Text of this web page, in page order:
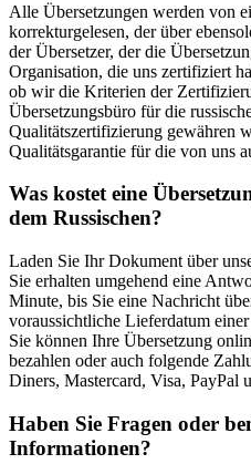
Alle Übersetzungen werden von
korrekturgelesen, der über
der Übersetzer, der die
Organisation, die uns zertifiziert
ob wir die Kriterien der
Übersetzungsbüro für die
Qualitätszertifizierung gewähren
Qualitätsgarantie für die von uns
Was kostet eine
dem Russischen?
Laden Sie Ihr Dokument über
Sie erhalten umgehend eine
Minute, bis Sie eine Nachricht
voraussichtliche Lieferdatum
Sie können Ihre Übersetzung
bezahlen oder auch folgende
Diners, Mastercard, Visa, PayPal
Haben Sie Fragen oder
Informationen?